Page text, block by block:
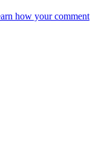
how your comment